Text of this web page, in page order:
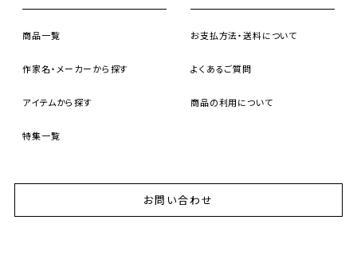
商品一覧
作家名・メーカーから探す
アイテムから探す
特集一覧
お支払方法・送料について
よくあるご質問
商品の利用について
お問い合わせ